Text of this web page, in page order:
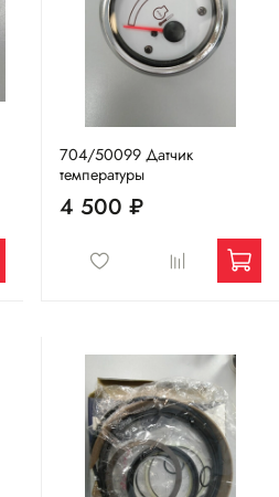
704/50099 Датчик
температуры
4 500 ₽